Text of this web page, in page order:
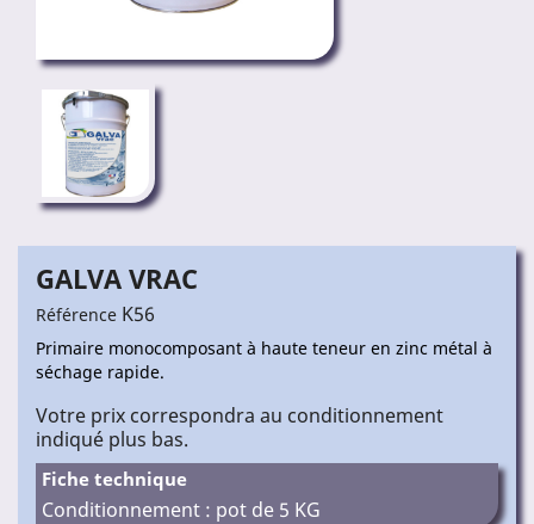
GALVA VRAC
Référence K56
Primaire monocomposant à haute teneur en zinc métal à
séchage rapide.
Votre prix correspondra au conditionnement
indiqué plus bas.
Fiche technique
Conditionnement : pot de 5 KG